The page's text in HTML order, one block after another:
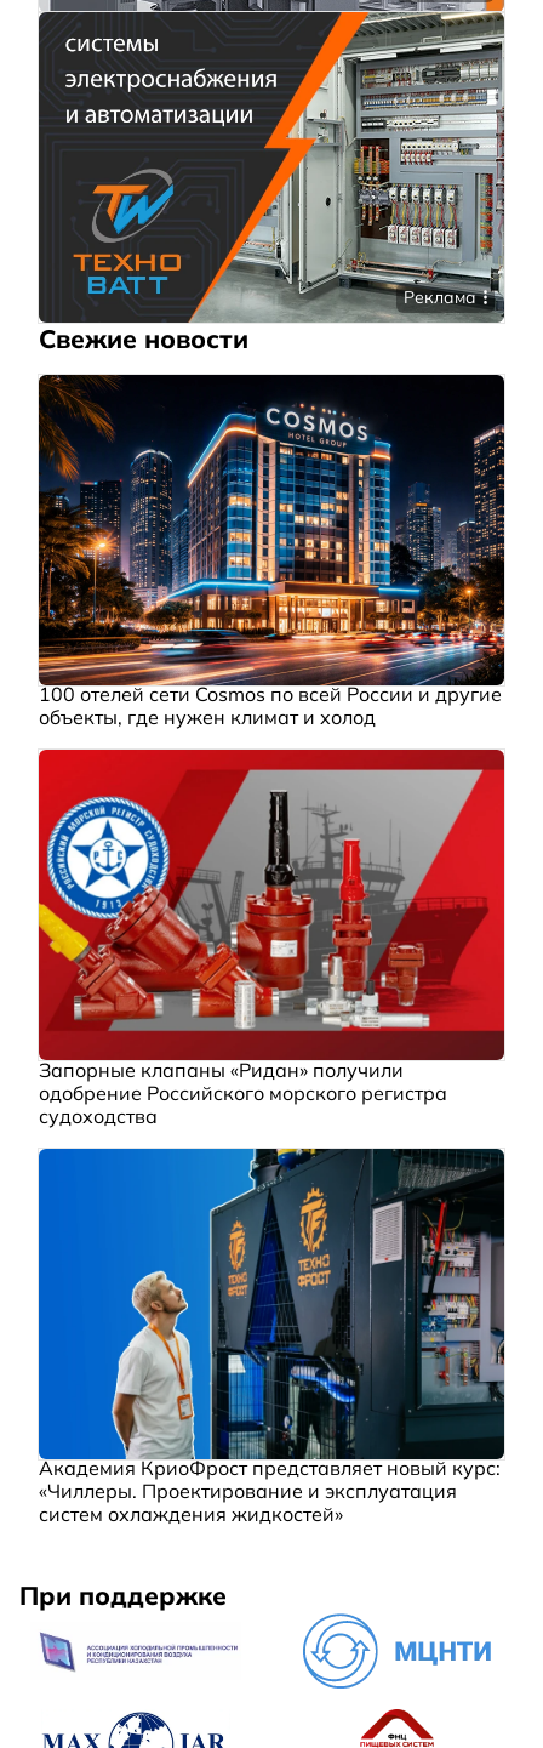
Реклама
Свежие новости
100 отелей сети Cosmos по всей России и другие
объекты, где нужен климат и холод
Запорные клапаны «Ридан» получили
одобрение Российского морского регистра
судоходства
Академия КриоФрост представляет новый курс:
«Чиллеры. Проектирование и эксплуатация
систем охлаждения жидкостей»
При поддержке